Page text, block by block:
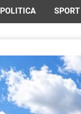
POLITICA SPORT